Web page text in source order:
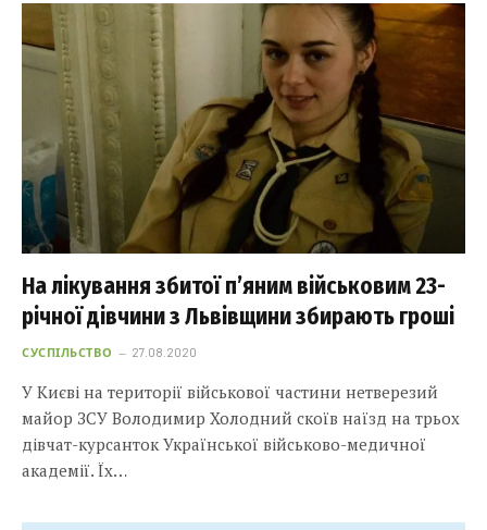
На лікування збитої п’яним військовим 23-
річної дівчини з Львівщини збирають гроші
СУСПІЛЬСТВО 27.08.2020
У Києві на території військової частини нетверезий
майор ЗСУ Володимир Холодний скоїв наїзд на трьох
дівчат-курсанток Української військово-медичної
академії. Їх…